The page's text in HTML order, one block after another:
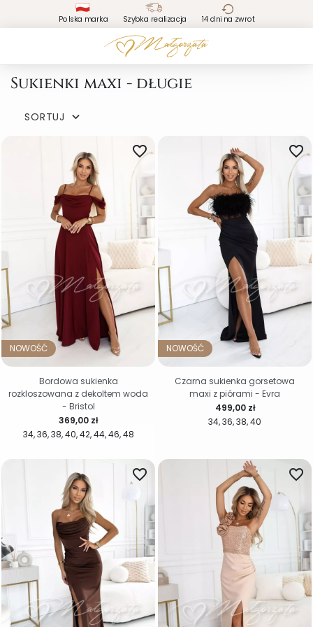
Polska marka Szybka realizacja 14 dni na zwrot
Sukienki maxi - długie
SORTUJ 
NOWOŚĆ
34 36 38 40 42 44 46 48
favorite_border
Cena
369,00 zł
Bordowa sukienka
rozkloszowana z dekoltem woda
- Bristol
NOWOŚĆ
34 36 38 40
favorite_border
Cena
499,00 zł
Czarna sukienka gorsetowa
maxi z piórami - Evra
favorite_border favorite_border